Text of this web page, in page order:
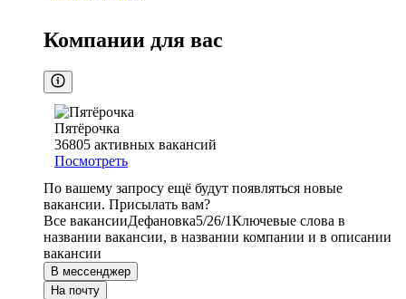
Компании для вас
Пятёрочка
36805 активных вакансий
Посмотреть
По вашему запросу ещё будут появляться новые
вакансии. Присылать вам?
Все вакансииДефановка5/26/1Ключевые слова в
названии вакансии, в названии компании и в описании
вакансии
В мессенджер
На почту